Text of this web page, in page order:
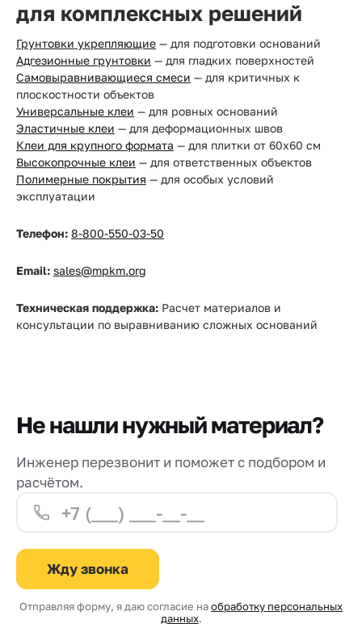
для комплексных решений
Грунтовки укрепляющие — для подготовки оснований
Адгезионные грунтовки — для гладких поверхностей
Самовыравнивающиеся смеси — для критичных к
плоскостности объектов
Универсальные клеи — для ровных оснований
Эластичные клеи — для деформационных швов
Клеи для крупного формата — для плитки от 60x60 см
Высокопрочные клеи — для ответственных объектов
Полимерные покрытия — для особых условий
эксплуатации
Телефон: 8-800-550-03-50
Email: sales@mpkm.org
Техническая поддержка: Расчет материалов и
консультации по выравниванию сложных оснований
Не нашли нужный материал?
Инженер перезвонит и поможет с подбором и
расчётом.
Жду звонка
Отправляя форму, я даю согласие наобработку персональных
данных.